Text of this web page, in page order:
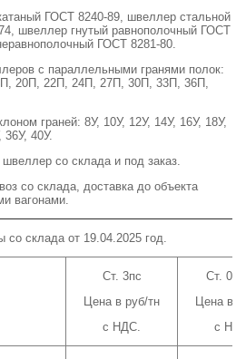
ГОСТ 8240-89, швеллер стальной
швеллер гнутый равнополочный ГОСТ
ГОСТ 8281-80.
с параллельными гранями полок:
20П, 22П, 24П, 27П, 30П, 33П, 36П,
граней: 8У, 10У, 12У, 14У, 16У, 18У,
36У, 40У.
швеллер со склада и под заказ.
со склада, доставка до объекта
вагонами.
со склада от 19.04.2025 год.
Ст. 3пс
Цена в руб/тн
с НДС.
Ст.
Цена в
с